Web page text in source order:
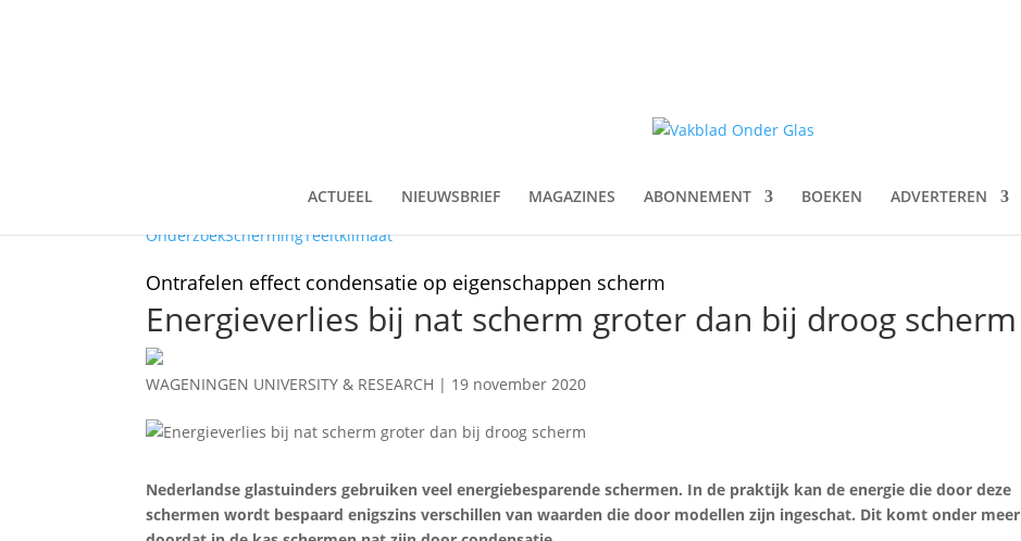
ACTUEEL NIEUWSBRIEF MAGAZINES ABONNEMENT BOEKEN ADVERTEREN
OnderzoekSchermingTeeltklimaat
Ontrafelen effect condensatie op eigenschappen scherm
Energieverlies bij nat scherm groter dan bij droog scherm
WAGENINGEN UNIVERSITY & RESEARCH | 19 november 2020
Nederlandse glastuinders gebruiken veel energiebesparende schermen. In de praktijk kan de energie die door deze
schermen wordt bespaard enigszins verschillen van waarden die door modellen zijn ingeschat. Dit komt onder meer